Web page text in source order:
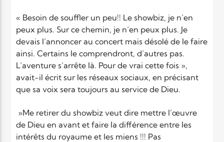
« Besoin de souffler un peu!! Le showbiz, je n’en
peux plus. Sur ce chemin, je n’en peux plus. Je
devais l’annoncer au concert mais désolé de le faire
ainsi. Certains le comprendront, d’autres pas.
L’aventure s’arrête là. Pour de vrai cette fois »,
avait-il écrit sur les réseaux sociaux, en précisant
que sa voix sera toujours au service de Dieu.
»Me retirer du showbiz veut dire mettre l’œuvre
de Dieu en avant et faire la différence entre les
intérêts du royaume et les miens !!! Pas